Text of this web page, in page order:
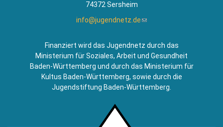
74372 Sersheim
info@jugendnetz.de(Link
Mail)
Finanziert wird das Jugendnetz durch das
Ministerium für Soziales, Arbeit und Gesundheit
Baden-Württemberg und durch das Ministerium für
Kultus Baden-Württemberg, sowie durch die
Jugendstiftung Baden-Württemberg.